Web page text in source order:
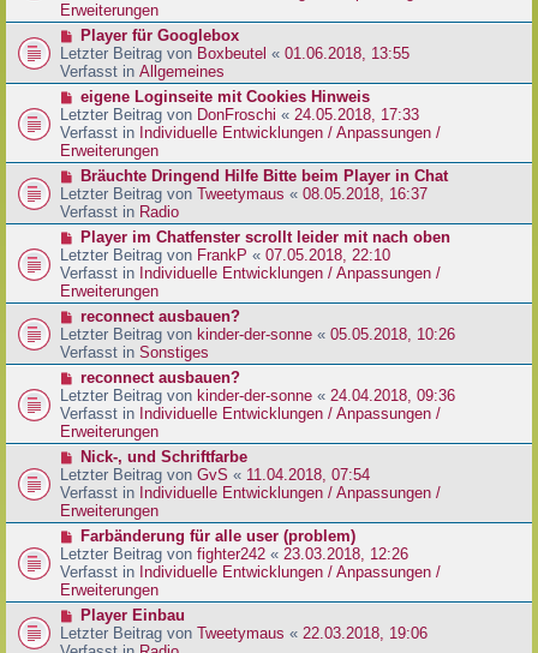
t
a
g
e
r
B
e
i
r
a
g
Erweiterungen
N
e
u
e
r
B
e
i
r
a
g
Player für Googlebox
Letzter Beitrag von Boxbeutel « 01.06.2018, 13:55
Verfasst in Allgemeines
N
e
u
e
r
B
e
i
r
a
g
eigene Loginseite mit Cookies Hinweis
Letzter Beitrag von DonFroschi « 24.05.2018, 17:33
Verfasst in Individuelle Entwicklungen / Anpassungen /
Erweiterungen
N
e
u
e
r
B
e
i
r
a
g
Bräuchte Dringend Hilfe Bitte beim Player in Chat
Letzter Beitrag von Tweetymaus « 08.05.2018, 16:37
Verfasst in Radio
N
e
u
e
r
B
e
i
r
a
g
Player im Chatfenster scrollt leider mit nach oben
Letzter Beitrag von FrankP « 07.05.2018, 22:10
Verfasst in Individuelle Entwicklungen / Anpassungen /
Erweiterungen
N
e
u
e
r
B
e
i
r
a
g
reconnect ausbauen?
Letzter Beitrag von kinder-der-sonne « 05.05.2018, 10:26
Verfasst in Sonstiges
N
e
u
e
r
B
e
i
t
a
g
reconnect ausbauen?
Letzter Beitrag von kinder-der-sonne « 24.04.2018, 09:36
Verfasst in Individuelle Entwicklungen / Anpassungen /
Erweiterungen
N
e
u
e
r
B
e
i
t
a
Nick-, und Schriftfarbe
Letzter Beitrag von GvS « 11.04.2018, 07:54
Verfasst in Individuelle Entwicklungen / Anpassungen /
Erweiterungen
N
e
u
e
r
B
e
Farbänderung für alle user (problem)
Letzter Beitrag von fighter242 « 23.03.2018, 12:26
Verfasst in Individuelle Entwicklungen / Anpassungen /
Erweiterungen
N
e
Player Einbau
Letzter Beitrag von Tweetymaus « 22.03.2018, 19:06